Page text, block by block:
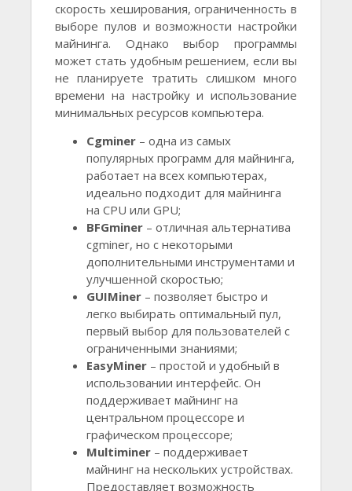
скорость хеширования, ограниченность в
выборе пулов и возможности настройки
майнинга. Однако выбор программы
может стать удобным решением, если вы
не планируете тратить слишком много
времени на настройку и использование
минимальных ресурсов компьютера.
Cgminer – одна из самых
популярных программ для майнинга,
работает на всех компьютерах,
идеально подходит для майнинга
на CPU или GPU;
BFGminer – отличная альтернатива
cgminer, но с некоторыми
дополнительными инструментами и
улучшенной скоростью;
GUIMiner – позволяет быстро и
легко выбирать оптимальный пул,
первый выбор для пользователей с
ограниченными знаниями;
EasyMiner – простой и удобный в
использовании интерфейс. Он
поддерживает майнинг на
центральном процессоре и
графическом процессоре;
Multiminer – поддерживает
майнинг на нескольких устройствах.
Предоставляет возможность